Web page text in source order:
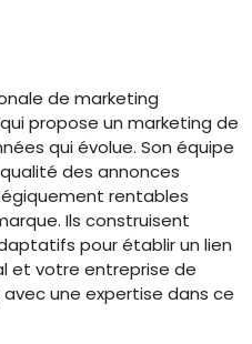
de marketing
propose un marketing de
qui évolue. Son équipe
des annonces
rentables
Ils construisent
pour établir un lien
et votre entreprise de
une expertise dans ce